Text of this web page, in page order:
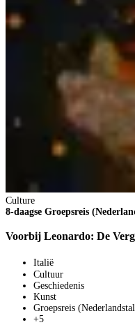
Culture
8-daagse Groepsreis
Voorbij Leonardo: De
Italië
Cultuur
Geschiedenis
Kunst
Groepsreis
+5